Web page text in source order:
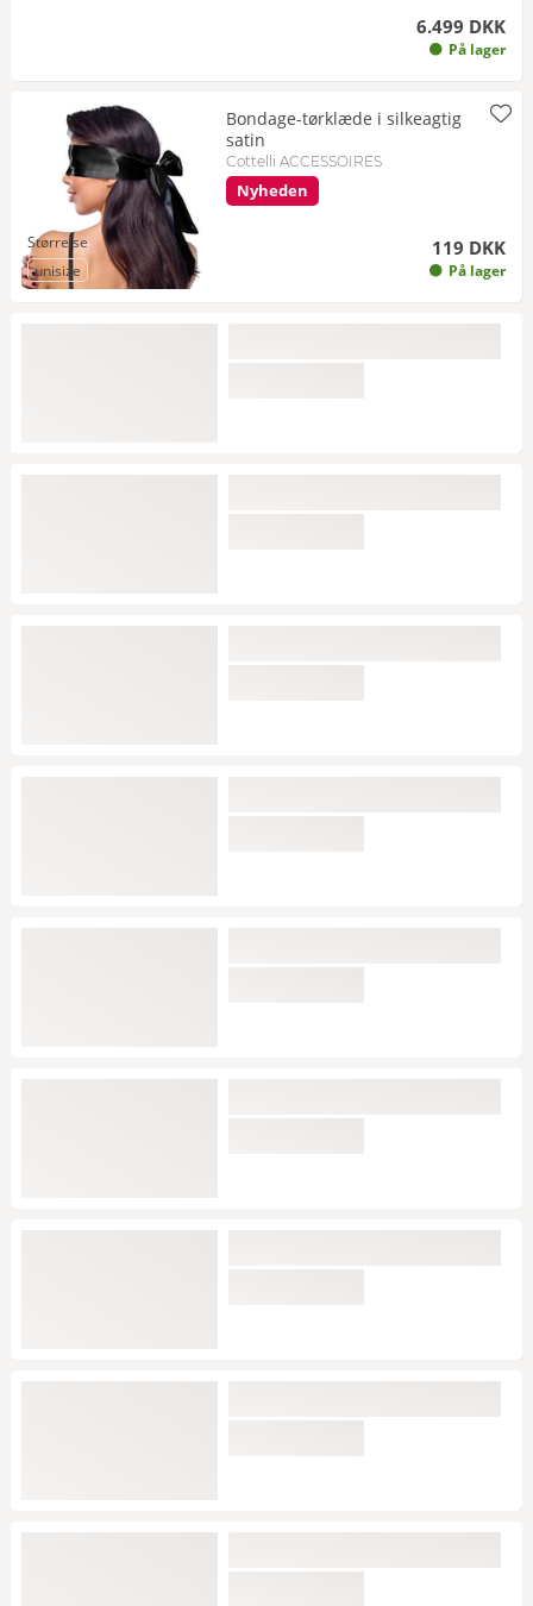
6.499 DKK
På lager
Bondage-tørklæde i silkeagtig
satin
Cottelli ACCESSOIRES
Nyheden
119 DKK
På lager
Størrelse
til Størrelse
unisize